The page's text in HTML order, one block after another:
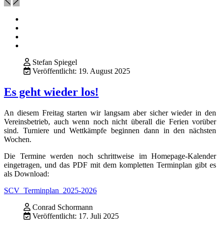
Stefan Spiegel
Veröffentlicht: 19. August 2025
Es geht wieder los!
An diesem Freitag starten wir langsam aber sicher wieder in den
Vereinsbetrieb, auch wenn noch nicht überall die Ferien vorüber
sind. Turniere und Wettkämpfe beginnen dann in den nächsten
Wochen.
Die Termine werden noch schrittweise im Homepage-Kalender
eingetragen, und das PDF mit dem kompletten Terminplan gibt es
als Download:
SCV_Terminplan_2025-2026
Conrad Schormann
Veröffentlicht: 17. Juli 2025